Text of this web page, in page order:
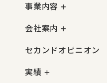
事業内容
会社案内
セカンドオピニオン
実績